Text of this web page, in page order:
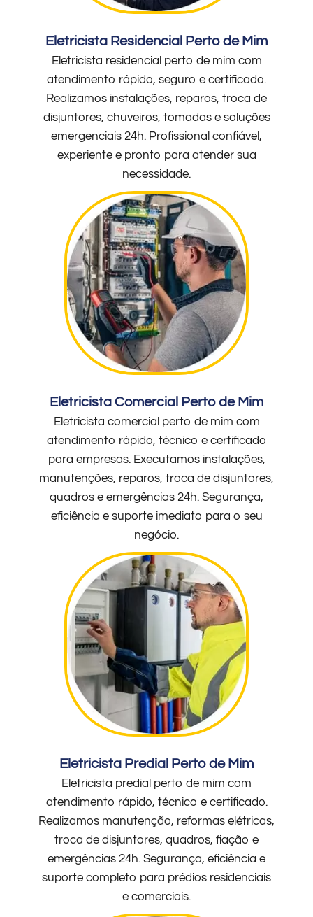
Eletricista Residencial Perto de Mim
Eletricista residencial perto de mim com
atendimento rápido, seguro e certificado.
Realizamos instalações, reparos, troca de
disjuntores, chuveiros, tomadas e soluções
emergenciais 24h. Profissional confiável,
experiente e pronto para atender sua
necessidade.
Eletricista Comercial Perto de Mim
Eletricista comercial perto de mim com
atendimento rápido, técnico e certificado
para empresas. Executamos instalações,
manutenções, reparos, troca de disjuntores,
quadros e emergências 24h. Segurança,
eficiência e suporte imediato para o seu
negócio.
Eletricista Predial Perto de Mim
Eletricista predial perto de mim com
atendimento rápido, técnico e certificado.
Realizamos manutenção, reformas elétricas,
troca de disjuntores, quadros, fiação e
emergências 24h. Segurança, eficiência e
suporte completo para prédios residenciais
e comerciais.